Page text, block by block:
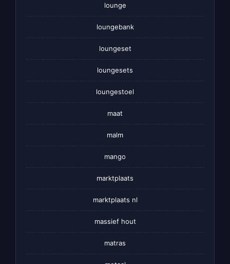
lounge
loungebank
loungeset
loungesets
loungestoel
maat
malm
mango
marktplaats
marktplaats nl
massief hout
matras